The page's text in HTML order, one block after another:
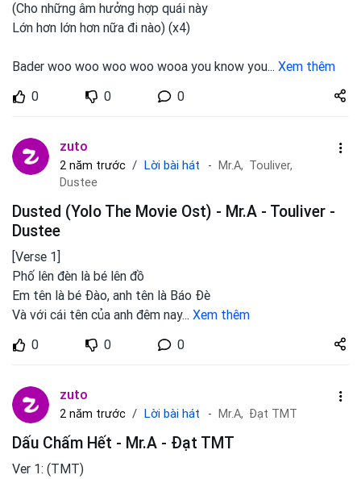
(Cho những âm hưởng hợp quái này
Lớn hơn lớn hơn nữa đi nào) (x4)
Bader woo woo woo woo wooa you know you... Xem thêm
0
0 0
Share
zuto.vn
zuto
2 năm trước Lời bài hát Mr.A, Touliver,
Dustee
Dusted (Yolo The Movie Ost) - Mr.A - Touliver -
Dustee
[Verse 1]
Phố lên đèn là bé lên đồ
Em tên là bé Đào, anh tên là Báo Đè
Và với cái tên của anh đêm nay... Xem thêm
0
0 0
Share
zuto.vn
zuto
2 năm trước Lời bài hát Mr.A, Đạt TMT
Dấu Chấm Hết - Mr.A - Đạt TMT
Ver 1: (TMT)